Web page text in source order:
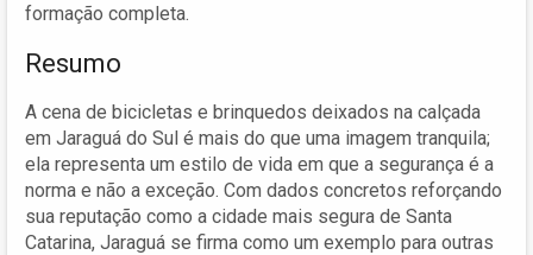
formação completa.
Resumo
A cena de bicicletas e brinquedos deixados na calçada
em Jaraguá do Sul é mais do que uma imagem tranquila;
ela representa um estilo de vida em que a segurança é a
norma e não a exceção. Com dados concretos reforçando
sua reputação como a cidade mais segura de Santa
Catarina, Jaraguá se firma como um exemplo para outras